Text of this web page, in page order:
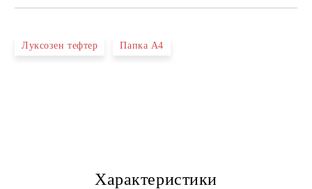
Луксозен тефтер Папка А4
Характеристики